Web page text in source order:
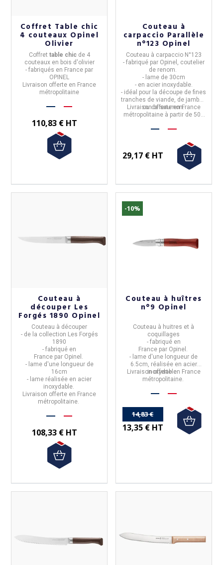
Coffret Table chic
4 couteaux Opinel
Olivier
Coffret table chicde 4
couteaux en bois d'olivier
-fabriqués en France par
OPINEL
Livraison offerte en France
métropolitaine
110,83 € HT
Couteau à
carpaccio Parallèle
n°123 Opinel
Couteau à carpaccio N°123
- fabriqué par Opinel,
coutelier
de renom.
- lamede 30cm
- en acier inoxydable.
- idéal pour la découpe de fines
tranches de viande, de jambon
ou de saumon.
Livraison offerte en France
métropolitaine à partir de 50€
29,17 € HT
Couteau à
découper Les
Forgés 1890 Opinel
Couteau à découper
- de la collection Les Forgés
1890
- fabriqué en
France par Opinel.
- lame d'une longueur de
16cm
- lame réalisée en acier
inoxydable.
Livraison offerte en France
métropolitaine.
108,33 € HT
-10%
Couteau à huîtres
n°9 Opinel
Couteau à huitres et à
coquillages
- fabriqué en
Francepar Opinel.
- lame d'une longueur de
6.5cm, réalisée en acier
inoxydable.
Livraison offerte en France
métropolitaine.
14,83 €
13,35 € HT